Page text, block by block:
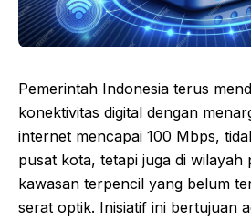
Pemerintah Indonesia terus
konektivitas digital dengan
internet mencapai 100 Mbps,
pusat kota, tetapi juga di wilayah
kawasan terpencil yang belum
serat optik. Inisiatif ini bertujuan